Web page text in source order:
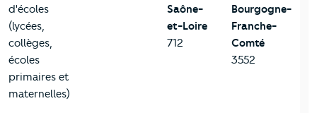
d'écoles
(lycées,
collèges,
écoles
primaires et
maternelles)
Saône-
et-Loire
712
Bourgogne-
Franche-
Comté
3552